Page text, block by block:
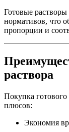
Готовые растворы
нормативов, что
пропорции и
раствора
Покупка готового
плюсов:
Экономия